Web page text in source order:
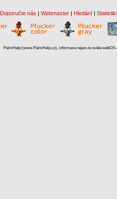
Doporučte nás | Webmaster | Hledání |
PalmHelp (www.PalmHelp.cz), informace nejen ze světa